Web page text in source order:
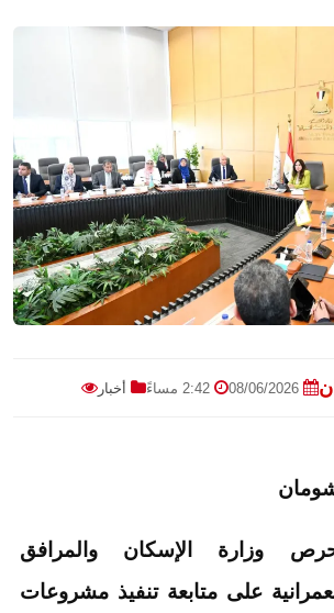
08/06/2026 2:42 مساءً أخبار
وزارة الإسكان والمرافق
على متابعة تنفيذ مشروعات